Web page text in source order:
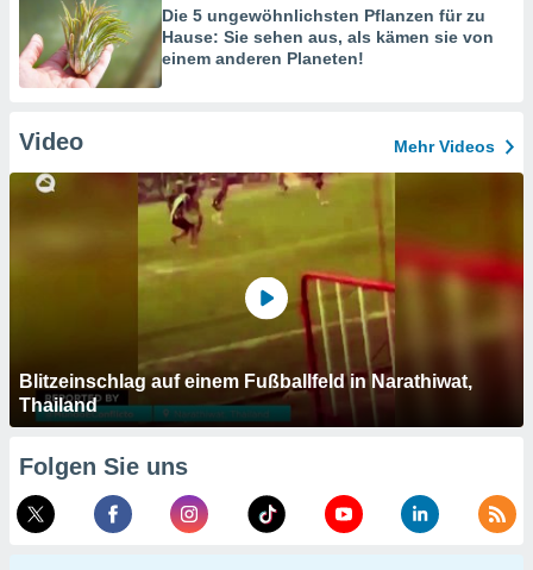
Die 5 ungewöhnlichsten Pflanzen für zu
Hause: Sie sehen aus, als kämen sie von
einem anderen Planeten!
Video Mehr Videos
Blitzeinschlag auf einem Fußballfeld in Narathiwat,
Thailand
Folgen Sie uns